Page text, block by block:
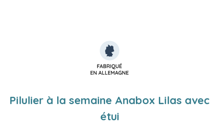
Pilulier à la semaine Anabox Lilas avec
étui